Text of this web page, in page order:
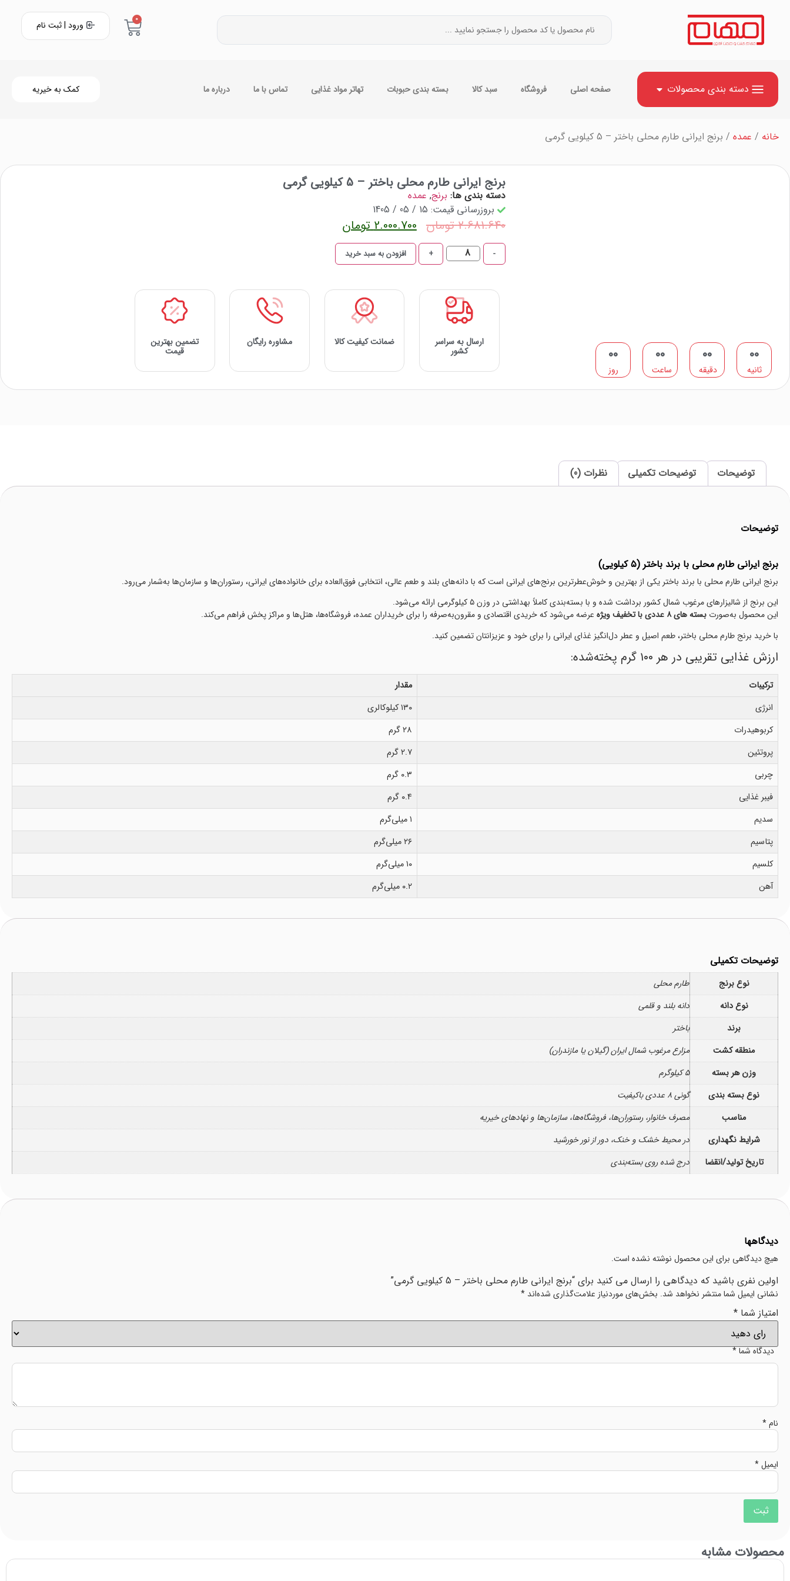
0 ورود | ثبت نام
دسته بندی محصولات صفحه اصلی فروشگاه سبد کالا بسته بندی حبوبات تهاتر مواد غذایی تماس با ما درباره ما کمک به خیریه
خانه / عمده / برنج ایرانی طارم محلی باختر – 5 کیلویی گرمی
00
روز
00
ساعت
00
دقیقه
00
ثانیه
برنج ایرانی طارم محلی باختر – 5 کیلویی گرمی
دسته بندی ها: برنج, عمده
بروزرسانی قیمت: 15 / 05 / 1405
2.681.640تومان 2.000.700تومان
-
+ افزودن به سبد خرید
ارسال به سراسر
کشور
ضمانت کیفیت کالا مشاوره رایگان تضمین بهترین
قیمت
توضیحات توضیحات تکمیلی نظرات (0)
توضیحات
برنج ایرانی طارم محلی با برند باختر (۵ کیلویی)
برنج ایرانی طارم محلی با برند باختر یکی از بهترین و خوش‌عطرترین برنج‌های ایرانی است که با دانه‌های بلند و طعم عالی، انتخابی فوق‌العاده برای خانواده‌های ایرانی، رستوران‌ها و سازمان‌ها به‌شمار می‌رود.
این برنج از شالیزارهای مرغوب شمال کشور برداشت شده و با بسته‌بندی کاملاً بهداشتی در وزن ۵ کیلوگرمی ارائه می‌شود.
این محصول به‌صورت بسته های ۸ عددی با تخفیف ویژه
عرضه می‌شود که خریدی اقتصادی و مقرون‌به‌صرفه را برای خریداران عمده، فروشگاه‌ها، هتل‌ها و مراکز پخش فراهم می‌کند.
با خرید برنج طارم محلی باختر، طعم اصیل و عطر دل‌انگیز غذای ایرانی را برای خود و عزیزانتان تضمین کنید.
ارزش غذایی تقریبی در هر ۱۰۰ گرم پخته‌شده:
ترکیبات
مقدار
انرژی
۱۳۰ کیلوکالری
کربوهیدرات
۲۸ گرم
پروتئین
۲.۷ گرم
چربی
۰.۳ گرم
فیبر غذایی
۰.۴ گرم
سدیم
۱ میلی‌گرم
پتاسیم
۲۶ میلی‌گرم
کلسیم
۱۰ میلی‌گرم
آهن
۰.۲ میلی‌گرم
توضیحات تکمیلی
نوع برنج طارم محلی
نوع دانه دانه بلند و قلمی
برند باختر
منطقه کشت مزارع مرغوب شمال ایران (گیلان یا مازندران)
وزن هر بسته 5 کیلوگرم
نوع بسته بندی گونی ۸ عددی باکیفیت
مناسب مصرف خانوار، رستوران‌ها، فروشگاه‌ها، سازمان‌ها و نهادهای خیریه
شرایط نگهداری در محیط خشک و خنک، دور از نور خورشید
تاریخ تولید/انقضا درج شده روی بسته‌بندی
دیدگاهها
هیچ دیدگاهی برای این محصول نوشته نشده است.
اولین نفری باشید که دیدگاهی را ارسال می کنید برای “برنج ایرانی طارم محلی باختر – 5 کیلویی گرمی”
نشانی ایمیل شما منتشر نخواهد شد. بخش‌های موردنیاز علامت‌گذاری شده‌اند *
امتیاز شما *
دیدگاه شما*
نام*
ایمیل*
محصولات مشابه